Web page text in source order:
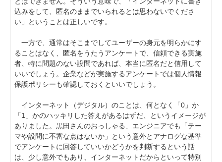
込みをして、匿名のままでいられるとは思わないでくださ
い」ということは正しいです。
一方で、通常はそこまでしてユーザーの身元を明らかにす
ることはなく、匿名をうたうアンケートで、信頼できる実施
者、特に問題のない設問であれば、本当に匿名だと信用して
いいでしょう。企業などが実施するアンケートでは個人情報
保護ポリシーも確認しておくといいでしょう。
インターネット（デジタル）のことは、何となく「0」か
「1」かのハッキリした答えがあるはずだ、というイメージが
ありました。黒田さんのおっしゃる、エンジニアでも「テー
マや設問に不審な点はないか」という意外とアナログな基準
でアンケートに回答していいかどうかを判断するという話
は、少し意外でもあり、インターネットだからといって特別